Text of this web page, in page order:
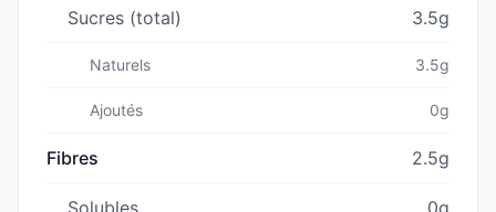
Sucres (total) 3.5g
Naturels 3.5g
Ajoutés 0g
Fibres 2.5g
Solubles 0g